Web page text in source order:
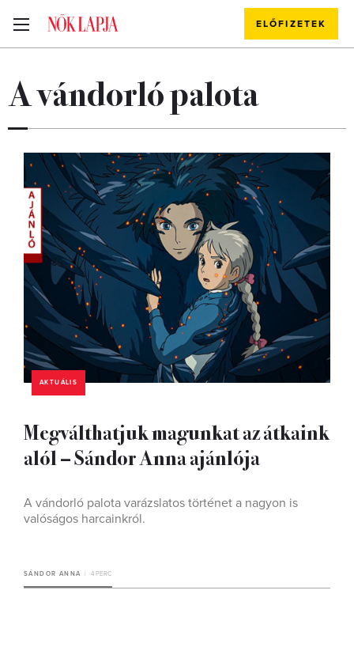
ELŐFIZETEK
A vándorló palota
AKTUÁLIS
Megválthatjuk magunkat az átkaink
alól – Sándor Anna ajánlója
A vándorló palota varázslatos történet a nagyon is
valóságos harcainkról.
SÁNDOR ANNA 4 PERC